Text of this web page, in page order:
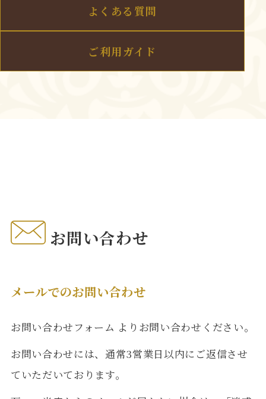
よくある質問
ご利用ガイド
お問い合わせ
メールでのお問い合わせ
お問い合わせフォーム よりお問い合わせください。
お問い合わせには、通常3営業日以内にご返信させ
ていただいております。